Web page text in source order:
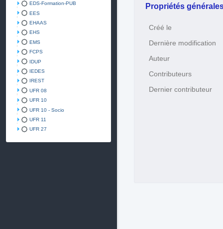
EDS-Formation-PUB
EES
EHAAS
EHS
EMS
FCPS
IDUP
IEDES
IREST
UFR 08
UFR 10
UFR 10 - Socio
UFR 11
UFR 27
Propriétés
Créé le
Dernière modification
Auteur
Contributeurs
Dernier contributeur